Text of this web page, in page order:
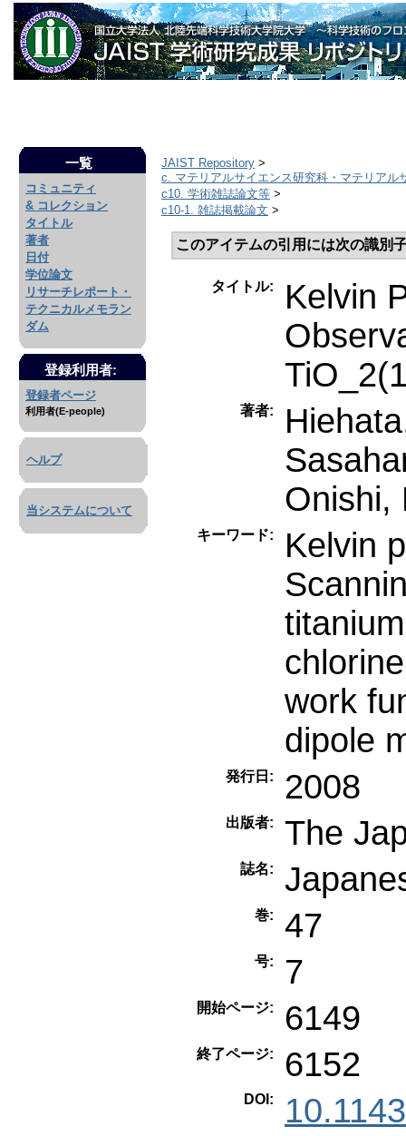
一覧
コミュニティ
& コレクション
タイトル
著者
日付
学位論文
リサーチレポート・
テクニカルメモラン
ダム
登録利用者:
登録者ページ
利用者(E-people)
ヘルプ
当システムについて
JAIST Repository >
c. マテリアルサイエンス研究科・マテリアル
c10. 学術雑誌論文等 >
c10-1. 雑誌掲載論文 >
このアイテムの引用には次の識別
タイトル:
Kelvin
著者:
Onishi,
キーワード:
Kelvin
chlorine
work
dipole
発行日: 2008
出版者: The
誌名:
巻: 47
号: 7
開始ページ: 6149
終了ページ: 6152
DOI: